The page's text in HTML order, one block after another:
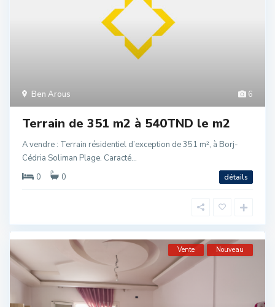
6
Ben Arous
Terrain de 351 m2 à 540TND le m2
A vendre : Terrain résidentiel d’exception de 351 m², à Borj-
Cédria Soliman Plage. Caracté...
0
0 détails
Vente Nouveau